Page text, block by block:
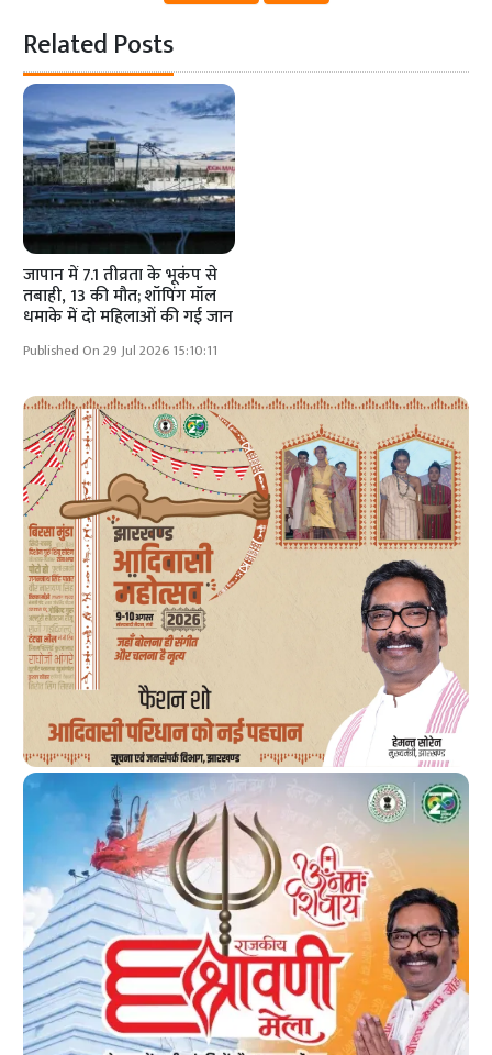
Related Posts
जापान में 7.1 तीव्रता के भूकंप से
तबाही, 13 की मौत; शॉपिंग मॉल
धमाके में दो महिलाओं की गई जान
Published On 29 Jul 2026 15:10:11